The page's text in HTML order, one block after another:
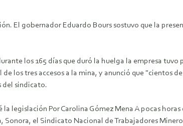
El gobernador Eduardo Bours sostuvo que la
los 165 días que duró la huelga la empresa
los tres accesos a la mina, y anunció que "cientos
del sindicato.
legislación Por Carolina Gómez Mena A pocas
Sonora, el Sindicato Nacional de Trabajadores